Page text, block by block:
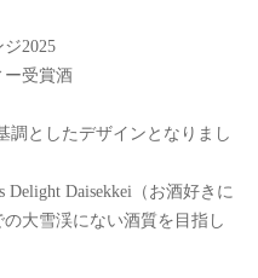
2025
受賞酒
調としたデザインとなりまし
Daisekkei（お酒好きに
大雪渓にない酒質を目指し